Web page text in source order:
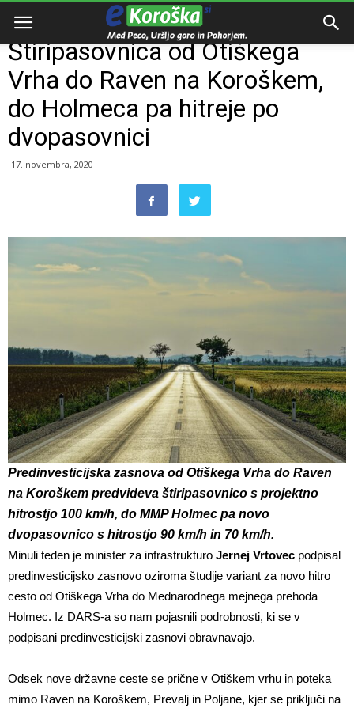
Domov
Štiripasovnica od Otiškega
Vrha do Raven na Koroškem,
do Holmeca pa hitreje po
dvopasovnici
17. novembra, 2020
Predinvesticijska zasnova od Otiškega Vrha do Raven
na Koroškem predvideva štiripasovnico s projektno
hitrostjo 100 km/h, do MMP Holmec pa novo
dvopasovnico s hitrostjo 90 km/h in 70 km/h.
Minuli teden je minister za infrastrukturo Jernej Vrtovec podpisal
predinvesticijsko zasnovo oziroma študije variant za novo hitro
cesto od Otiškega Vrha do Mednarodnega mejnega prehoda
Holmec. Iz DARS-a so nam pojasnili podrobnosti, ki se v
podpisani predinvesticijski zasnovi obravnavajo.
Odsek nove državne ceste se prične v Otiškem vrhu in poteka
mimo Raven na Koroškem, Prevalj in Poljane, kjer se priključi na